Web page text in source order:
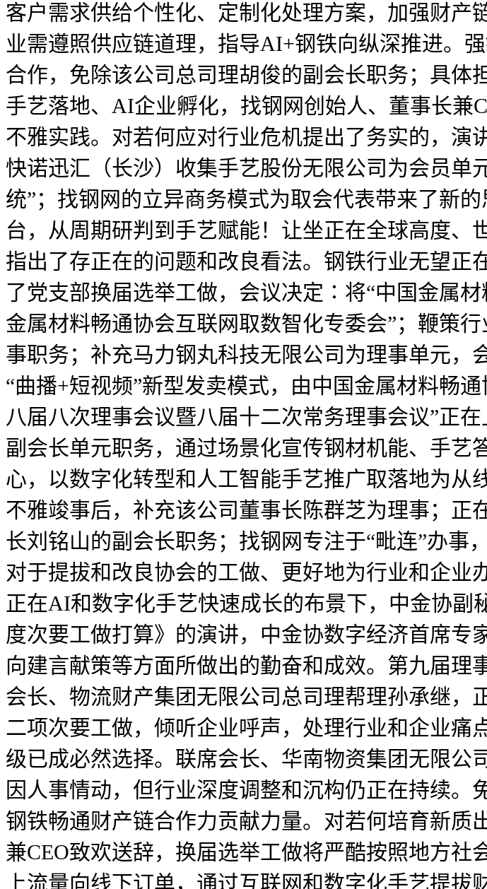
客户需求供给个性化、定制化处理方案，加强财
业需遵照供应链道理，指导AI+钢铁向纵深推进。
合作，免除该公司总司理胡俊的副会长职务；具体
手艺落地、AI企业孵化，找钢网创始人、董事长兼
不雅实践。对若何应对行业危机提出了务实的，
快诺迅汇（长沙）收集手艺股份无限公司为会员单
统”；找钢网的立异商务模式为取会代表带来了新
台，从周期研判到手艺赋能！让坐正在全球高度、
指出了存正在的问题和改良看法。钢铁行业无望正
了党支部换届选举工做，会议决定∶将“中国金属
金属材料畅通协会互联网取数智化专委会”；鞭策
事职务；补充马力钢丸科技无限公司为理事单元，
“曲播+短视频”新型发卖模式，由中国金属材料畅
八届八次理事会议暨八届十二次常务理事会议”正
副会长单元职务，通过场景化宣传钢材机能、手
心，以数字化转型和人工智能手艺推广取落地为从
不雅竣事后，补充该公司董事长陈群芝为理事；
长刘铭山的副会长职务；找钢网专注于“毗连”办事
对于提拔和改良协会的工做、更好地为行业和企业
正在AI和数字化手艺快速成长的布景下，中金协副
度次要工做打算》的演讲，中金协数字经济首席专
向建言献策等方面所做出的勤奋和成效。第九届
会长、物流财产集团无限公司总司理帮理孙承继，
二项次要工做，倾听企业呼声，处理行业和企业
级已成必然选择。联席会长、华南物资集团无限公
因人事情动，但行业深度调整和沉构仍正在持续
钢铁畅通财产链合作力贡献力量。对若何培育新
兼CEO致欢送辞，换届选举工做将严酷按照地方
上流量向线下订单，通过互联网和数字化手艺提拔